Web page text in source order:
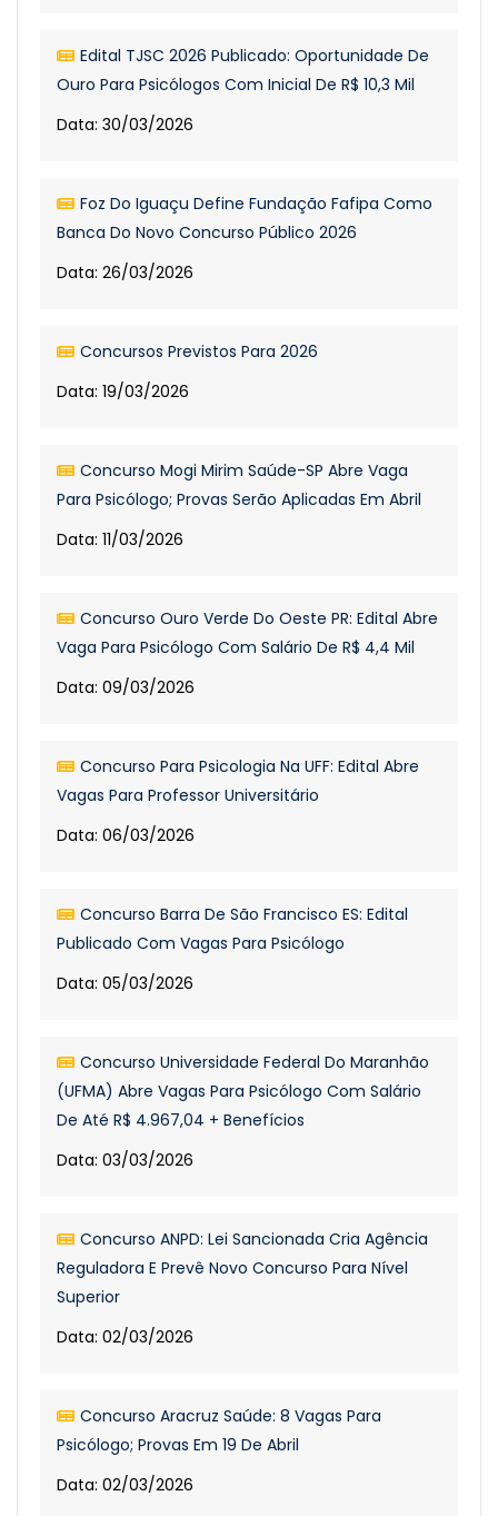
Edital TJSC 2026 Publicado: Oportunidade De
Ouro Para Psicólogos Com Inicial De R$ 10,3 Mil
Data: 30/03/2026
Foz Do Iguaçu Define Fundação Fafipa Como
Banca Do Novo Concurso Público 2026
Data: 26/03/2026
Concursos Previstos Para 2026
Data: 19/03/2026
Concurso Mogi Mirim Saúde-SP Abre Vaga
Para Psicólogo; Provas Serão Aplicadas Em Abril
Data: 11/03/2026
Concurso Ouro Verde Do Oeste PR: Edital Abre
Vaga Para Psicólogo Com Salário De R$ 4,4 Mil
Data: 09/03/2026
Concurso Para Psicologia Na UFF: Edital Abre
Vagas Para Professor Universitário
Data: 06/03/2026
Concurso Barra De São Francisco ES: Edital
Publicado Com Vagas Para Psicólogo
Data: 05/03/2026
Concurso Universidade Federal Do Maranhão
(UFMA) Abre Vagas Para Psicólogo Com Salário
De Até R$ 4.967,04 + Benefícios
Data: 03/03/2026
Concurso ANPD: Lei Sancionada Cria Agência
Reguladora E Prevê Novo Concurso Para Nível
Superior
Data: 02/03/2026
Concurso Aracruz Saúde: 8 Vagas Para
Psicólogo; Provas Em 19 De Abril
Data: 02/03/2026